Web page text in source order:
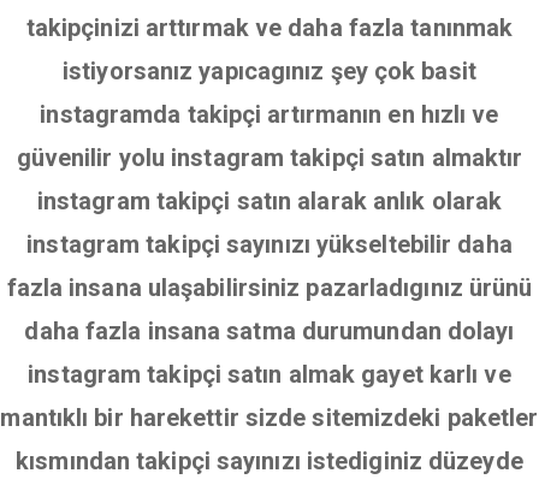
takipçinizi arttırmak ve daha fazla tanınmak
istiyorsanız yapıcagınız şey çok basit
instagramda takipçi artırmanın en hızlı ve
güvenilir yolu instagram takipçi satın almaktır
instagram takipçi satın alarak anlık olarak
instagram takipçi sayınızı yükseltebilir daha
fazla insana ulaşabilirsiniz pazarladıgınız ürünü
daha fazla insana satma durumundan dolayı
instagram takipçi satın almak gayet karlı ve
mantıklı bir harekettir sizde sitemizdeki paketler
kısmından takipçi sayınızı istediginiz düzeyde